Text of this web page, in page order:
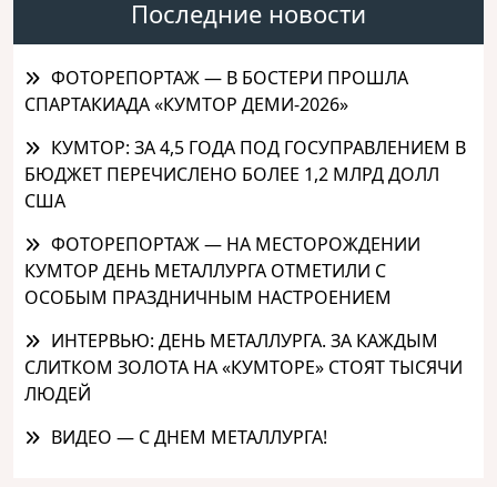
Последние новости
ФОТОРЕПОРТАЖ — В БОСТЕРИ ПРОШЛА
СПАРТАКИАДА «КУМТОР ДЕМИ-2026»
КУМТОР: ЗА 4,5 ГОДА ПОД ГОСУПРАВЛЕНИЕМ В
БЮДЖЕТ ПЕРЕЧИСЛЕНО БОЛЕЕ 1,2 МЛРД ДОЛЛ
США
ФОТОРЕПОРТАЖ — НА МЕСТОРОЖДЕНИИ
КУМТОР ДЕНЬ МЕТАЛЛУРГА ОТМЕТИЛИ С
ОСОБЫМ ПРАЗДНИЧНЫМ НАСТРОЕНИЕМ
ИНТЕРВЬЮ: ДЕНЬ МЕТАЛЛУРГА. ЗА КАЖДЫМ
СЛИТКОМ ЗОЛОТА НА «КУМТОРЕ» СТОЯТ ТЫСЯЧИ
ЛЮДЕЙ
ВИДЕО — С ДНЕМ МЕТАЛЛУРГА!